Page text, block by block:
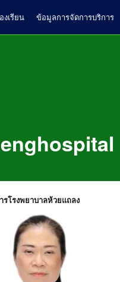
งเรียน ข้อมูลการจัดการบริการ
รโรงพยาบาลห้วยแถลง